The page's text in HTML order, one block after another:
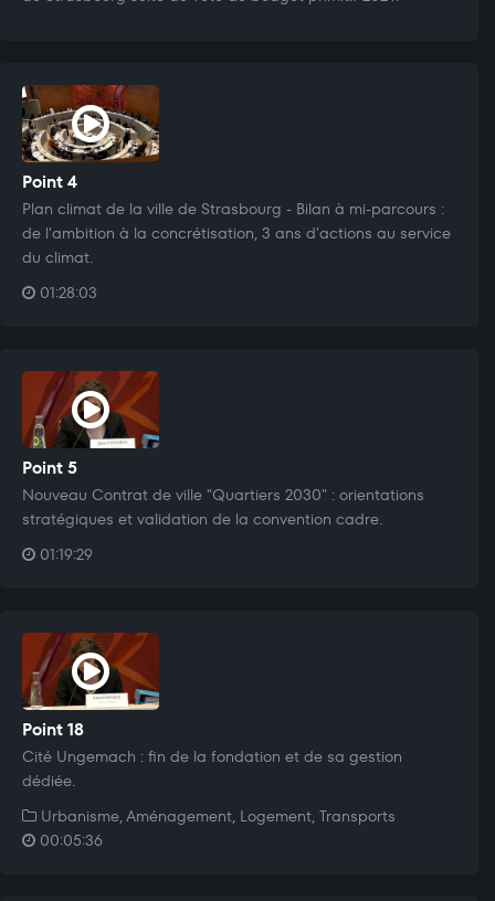
Point 4
Plan climat de la ville de Strasbourg - Bilan à mi-parcours :
de l'ambition à la concrétisation, 3 ans d'actions au service
du climat.
01:28:03
Point 5
Nouveau Contrat de ville "Quartiers 2030" : orientations
stratégiques et validation de la convention cadre.
01:19:29
Point 18
Cité Ungemach : fin de la fondation et de sa gestion
dédiée.
Urbanisme, Aménagement, Logement, Transports
00:05:36